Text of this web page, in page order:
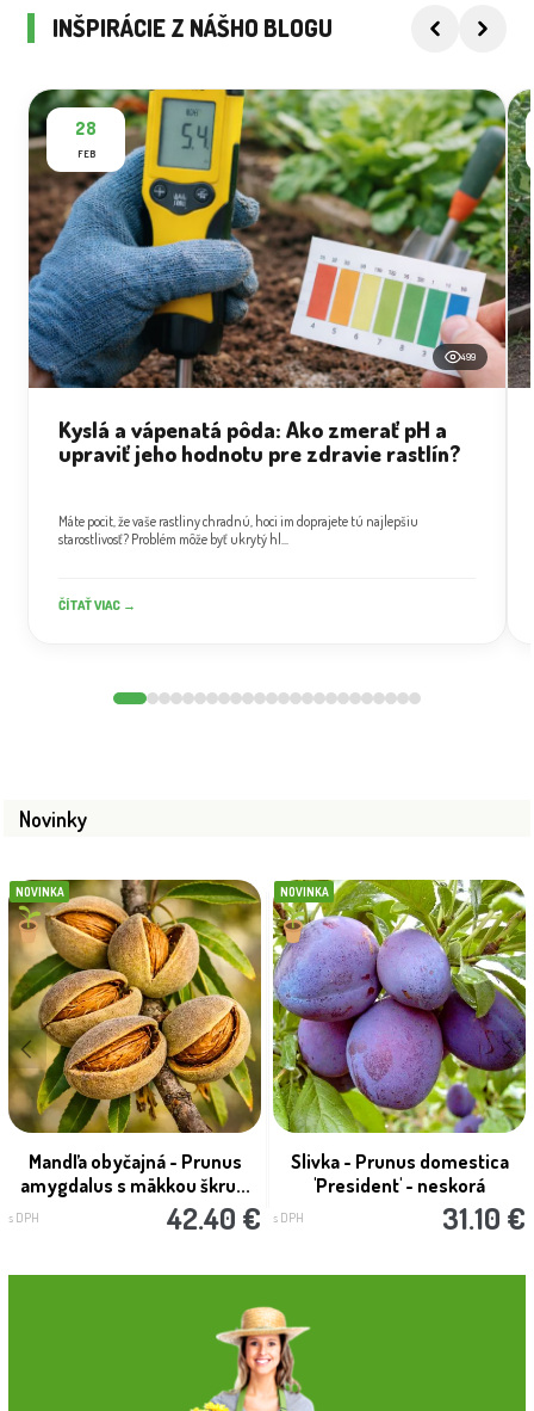
INŠPIRÁCIE Z NÁŠHO BLOGU
28
FEB
499
Kyslá a vápenatá pôda: Ako zmerať pH a
upraviť jeho hodnotu pre zdravie rastlín?
Máte pocit, že vaše rastliny chradnú, hoci im doprajete tú najlepšiu
starostlivosť? Problém môže byť ukrytý hl...
ČÍTAŤ VIAC →
Novinky
NOVINKA
Mandľa obyčajná - Prunus
amygdalus s mäkkou škru...
s DPH 42.40 €
NOVINKA
Slivka - Prunus domestica
'President' - neskorá
s DPH 31.10 €